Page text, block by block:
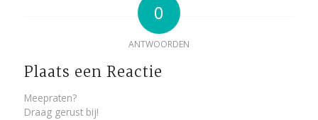
0
ANTWOORDEN
Plaats een Reactie
Meepraten?
Draag gerust bij!